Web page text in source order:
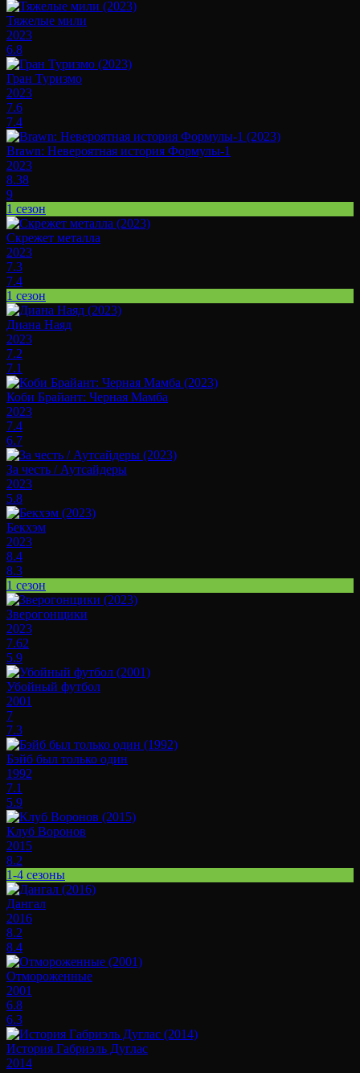
Тяжелые мили
2023
6.8
Гран Туризмо
2023
7.6
7.4
Brawn: Невероятная история Формулы-1
2023
8.38
9
1 сезон
Скрежет металла
2023
7.3
7.4
1 сезон
Диана Наяд
2023
7.2
7.1
Коби Брайант: Черная Мамба
2023
7.4
6.7
За честь / Аутсайдеры
2023
5.8
Бекхэм
2023
8.4
8.3
1 сезон
Зверогонщики
2023
7.62
5.9
Убойный футбол
2001
7
7.3
Бэйб был только один
1992
7.1
5.9
Клуб Воронов
2015
8.2
1-4 сезоны
Дангал
2016
8.2
8.4
Отмороженные
2001
6.8
6.3
История Габриэль Дуглас
2014